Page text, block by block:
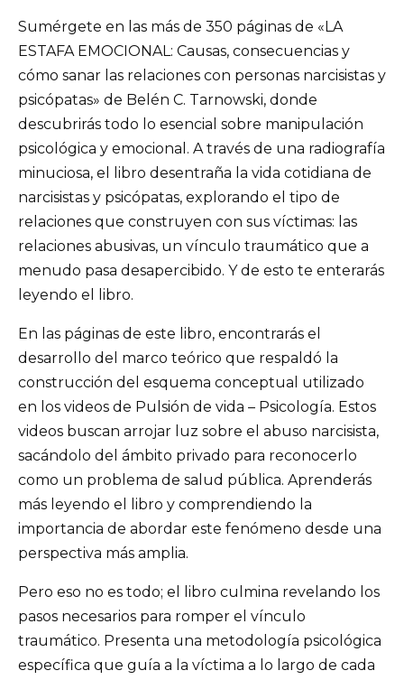
Sumérgete en las más de 350 páginas de «LA
ESTAFA EMOCIONAL: Causas, consecuencias y
cómo sanar las relaciones con personas narcisistas y
psicópatas» de Belén C. Tarnowski, donde
descubrirás todo lo esencial sobre manipulación
psicológica y emocional. A través de una radiografía
minuciosa, el libro desentraña la vida cotidiana de
narcisistas y psicópatas, explorando el tipo de
relaciones que construyen con sus víctimas: las
relaciones abusivas, un vínculo traumático que a
menudo pasa desapercibido. Y de esto te enterarás
leyendo el libro.
En las páginas de este libro, encontrarás el
desarrollo del marco teórico que respaldó la
construcción del esquema conceptual utilizado
en los videos de Pulsión de vida – Psicología. Estos
videos buscan arrojar luz sobre el abuso narcisista,
sacándolo del ámbito privado para reconocerlo
como un problema de salud pública. Aprenderás
más leyendo el libro y comprendiendo la
importancia de abordar este fenómeno desde una
perspectiva más amplia.
Pero eso no es todo; el libro culmina revelando los
pasos necesarios para romper el vínculo
traumático. Presenta una metodología psicológica
específica que guía a la víctima a lo largo de cada